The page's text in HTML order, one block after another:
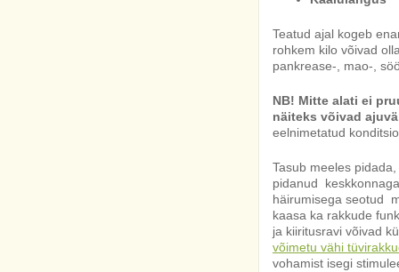
Teatud ajal kogeb
rohkem kilo võivad
pankrease-, mao-,
NB! Mitte alati ei
näiteks võivad
eelnimetatud
Tasub meeles
pidanud
häirumisega seotud
kaasa ka rakkude
ja kiiritusravi võivad
võimetu vähi
vohamist isegi